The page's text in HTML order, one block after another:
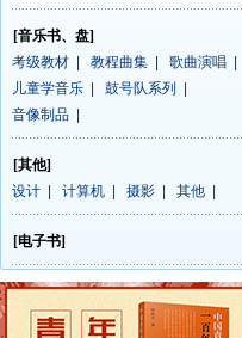
[音乐书、盘]
考级教材
教程曲集 歌曲演唱
儿童学音乐
鼓号队系列
音像制品
[其他]
设计
计算机 摄影 其他
[电子书]